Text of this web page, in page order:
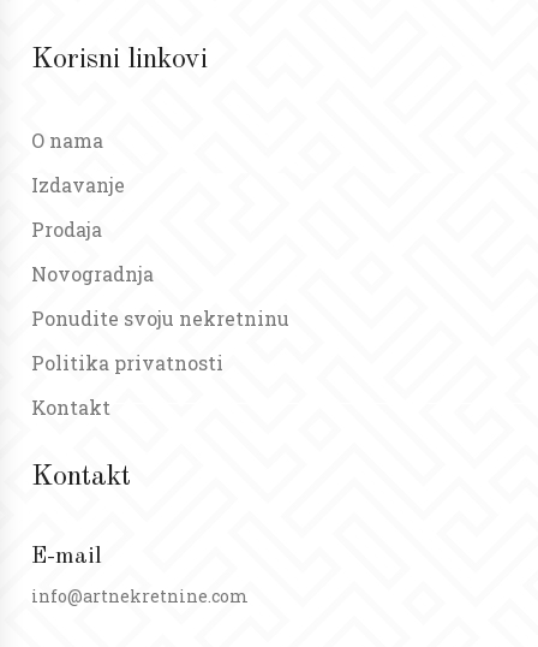
Korisni linkovi
O nama
Izdavanje
Prodaja
Novogradnja
Ponudite svoju nekretninu
Politika privatnosti
Kontakt
Kontakt
E-mail
info@artnekretnine.com